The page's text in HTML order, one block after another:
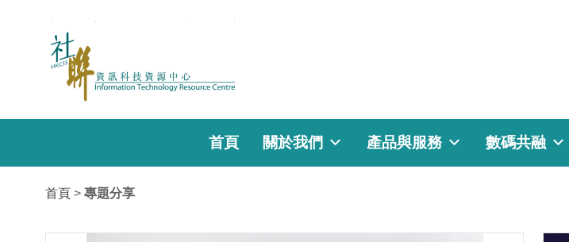
首頁 關於我們 產品與服務 數碼共融
首頁 > 專題分享